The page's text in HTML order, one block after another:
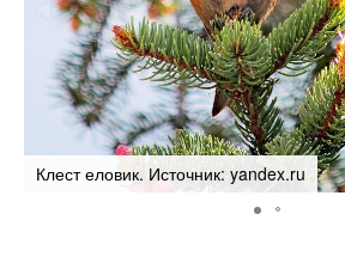
Клест еловик. Источник: yandex.ru